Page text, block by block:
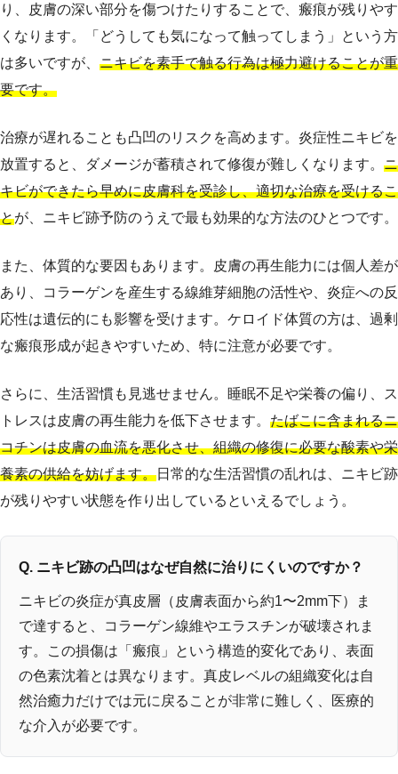
り、皮膚の深い部分を傷つけたりすることで、瘢痕が残りやす
くなります。「どうしても気になって触ってしまう」という方
は多いですが、 ニキビを素手で触る行為は極力避けることが重
要です。
治療が遅れることも凸凹のリスクを高めます。炎症性ニキビを
放置すると、ダメージが蓄積されて修復が難しくなります。 ニ
キビができたら早めに皮膚科を受診し、適切な治療を受けるこ
とが、ニキビ跡予防のうえで最も効果的な方法のひとつです。
また、体質的な要因もあります。皮膚の再生能力には個人差が
あり、コラーゲンを産生する線維芽細胞の活性や、炎症への反
応性は遺伝的にも影響を受けます。ケロイド体質の方は、過剰
な瘢痕形成が起きやすいため、特に注意が必要です。
さらに、生活習慣も見逃せません。睡眠不足や栄養の偏り、ス
トレスは皮膚の再生能力を低下させます。 たばこに含まれるニ
コチンは皮膚の血流を悪化させ、組織の修復に必要な酸素や栄
養素の供給を妨げます。日常的な生活習慣の乱れは、ニキビ跡
が残りやすい状態を作り出しているといえるでしょう。
Q. ニキビ跡の凸凹はなぜ自然に治りにくいのですか？
ニキビの炎症が真皮層（皮膚表面から約1〜2mm下）ま
で達すると、コラーゲン線維やエラスチンが破壊されま
す。この損傷は「瘢痕」という構造的変化であり、表面
の色素沈着とは異なります。真皮レベルの組織変化は自
然治癒力だけでは元に戻ることが非常に難しく、医療的
な介入が必要です。